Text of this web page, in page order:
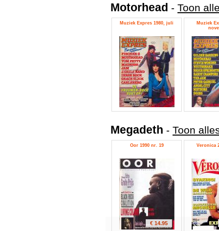
Motorhead - Toon
Muziek Expres 1980, juli
Muziek
Megadeth - Toon
Oor 1990 nr. 19
€ 14.95
Veronica